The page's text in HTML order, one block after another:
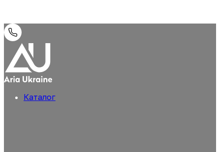
Каталог